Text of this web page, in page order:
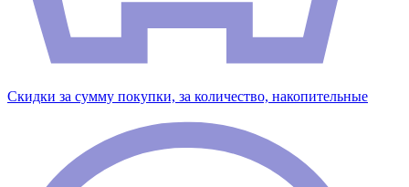
Скидки за сумму покупки, за количество, накопительные